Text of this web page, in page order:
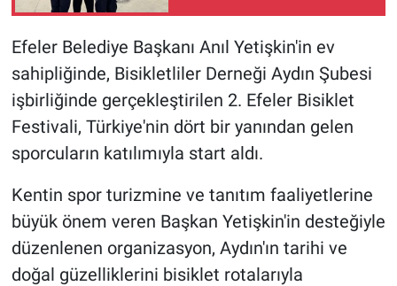
Efeler Belediye Başkanı Anıl Yetişkin'in ev
sahipliğinde, Bisikletliler Derneği Aydın Şubesi
işbirliğinde gerçekleştirilen 2. Efeler Bisiklet
Festivali, Türkiye'nin dört bir yanından gelen
sporcuların katılımıyla start aldı.
Kentin spor turizmine ve tanıtım faaliyetlerine
büyük önem veren Başkan Yetişkin'in desteğiyle
düzenlenen organizasyon, Aydın'ın tarihi ve
doğal güzelliklerini bisiklet rotalarıyla